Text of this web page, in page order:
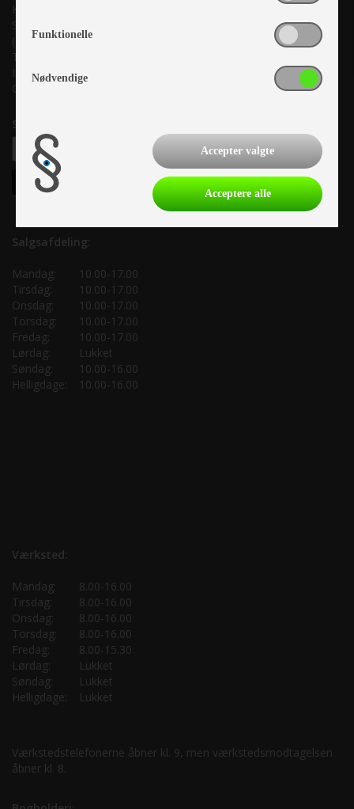
Kronjyllands Camping Center A/S
Suderholmen 10, 8960 Randers SØ
(Lige ud til Grenåvej)
Tlf. +45 87 10 98 70
Info@as-kcc.dk
CVR: 33 38 77 33
Samtykke til nyhedsbrev
Salgsafdeling:
Mandag:
10.00-17.00
Tirsdag:
10.00-17.00
Onsdag:
10.00-17.00
Torsdag:
10.00-17.00
Fredag:
10.00-17.00
Lørdag:
Lukket
Søndag:
10.00-16.00
Helligdage:
10.00-16.00
Værksted:
Mandag:
8.00-16.00
Tirsdag:
8.00-16.00
Onsdag:
8.00-16.00
Torsdag:
8.00-16.00
Fredag:
8.00-15.30
Lørdag:
Lukket
Søndag:
Lukket
Helligdage:
Lukket
Værkstedstelefonerne åbner kl. 9, men værkstedsmodtagelsen
åbner kl. 8.
Funktionelle
Nødvendige
Accepter valgte
Acceptere alle